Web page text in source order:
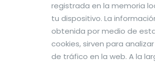
registrada en la memoria
tu dispositivo. La
obtenida por medio de
cookies, sirven para
de tráfico en la web. A la